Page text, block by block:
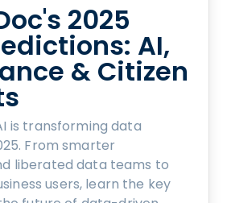
2025
AI,
& Citizen
is transforming data
From smarter
liberated data teams to
users, learn the key